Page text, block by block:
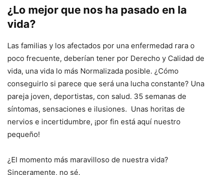
¿Lo mejor que nos ha pasado en la
vida?
Las familias y los afectados por una enfermedad rara o
poco frecuente, deberían tener por Derecho y Calidad de
vida, una vida lo más Normalizada posible. ¿Cómo
conseguirlo si parece que será una lucha constante? Una
pareja joven, deportistas, con salud. 35 semanas de
síntomas, sensaciones e ilusiones. Unas horitas de
nervios e incertidumbre, ¡por fin está aquí nuestro
pequeño!
¿El momento más maravilloso de nuestra vida?
Sinceramente, no sé.